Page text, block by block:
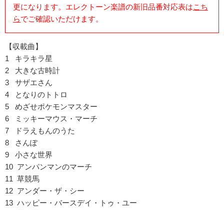
更になります。エレクトーン楽譜の新旧品番対応表はこち
らでご確認いただけます。
【収載曲】
1 キラキラ星
2 大きな古時計
3 サザエさん
4 となりのトトロ
5 めざせポケモンマスター
6 ミッキーマウス・マーチ
7 ドラえもんのうた
8 さんぽ
9 小さな世界
10 アンパンマンのマーチ
11 草競馬
12 アンダー・ザ・シー
13 ハッピー・バースデイ・トゥ・ユー